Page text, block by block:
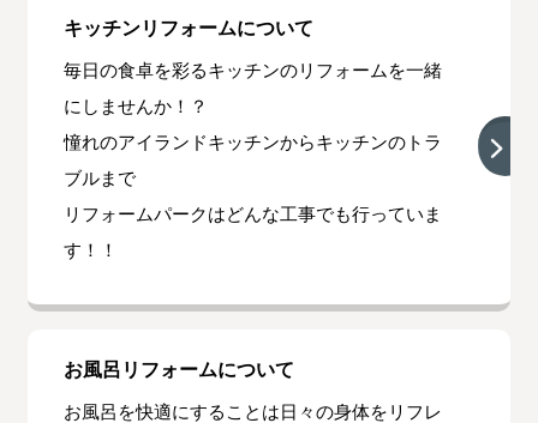
キッチンリフォームについて
毎日の食卓を彩るキッチンのリフォームを一緒
にしませんか！？
憧れのアイランドキッチンからキッチンのトラ
ブルまで
リフォームパークはどんな工事でも行っていま
す！！
お風呂リフォームについて
お風呂を快適にすることは日々の身体をリフレ